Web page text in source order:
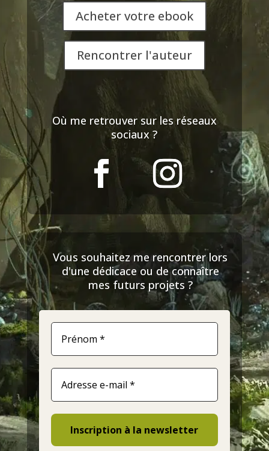
Acheter votre ebook
Rencontrer l'auteur
Où me retrouver sur les réseaux
sociaux ?
Vous souhaitez me rencontrer lors
d'une dédicace ou de connaître
mes futurs projets ?